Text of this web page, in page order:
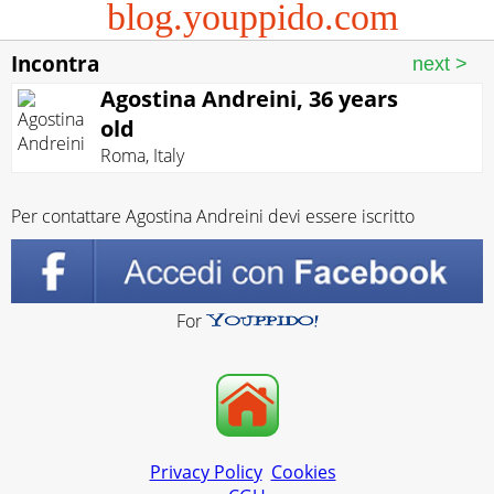
blog.youppido.com
Incontra
Agostina Andreini, 36 years
old
Roma, Italy
Per contattare Agostina Andreini devi essere iscritto
For
Privacy Policy Cookies